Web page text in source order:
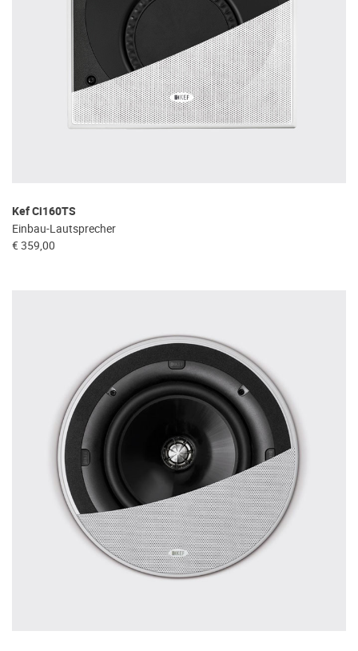
Kef Ci160TS
Einbau-Lautsprecher
€ 359,00